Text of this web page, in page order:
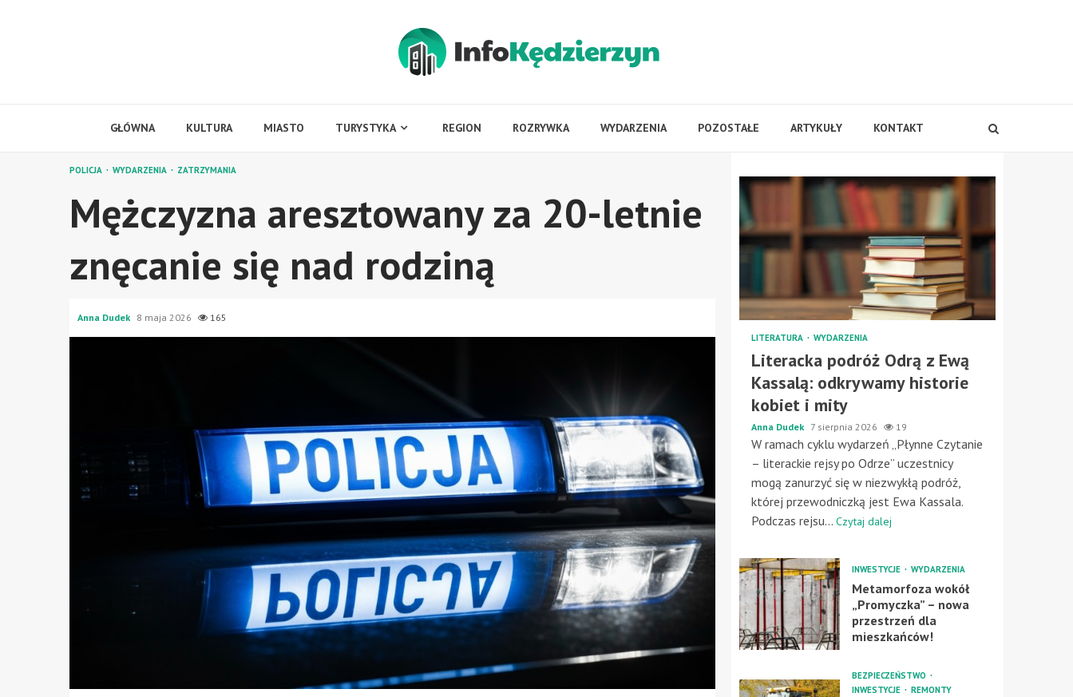
GŁÓWNA KULTURA MIASTO TURYSTYKA REGION ROZRYWKA WYDARZENIA POZOSTAŁE ARTYKUŁY KONTAKT
POLICJA WYDARZENIA ZATRZYMANIA
Mężczyzna aresztowany za 20-letnie
znęcanie się nad rodziną
Anna Dudek 8 maja 2026 165
LITERATURA WYDARZENIA
Literacka podróż Odrą z Ewą
Kassalą: odkrywamy historie
kobiet i mity
Anna Dudek 7 sierpnia 2026 19
W ramach cyklu wydarzeń „Płynne Czytanie
– literackie rejsy po Odrze” uczestnicy
mogą zanurzyć się w niezwykłą podróż,
której przewodniczką jest Ewa Kassala.
Podczas rejsu... Czytaj dalej
INWESTYCJE WYDARZENIA
Metamorfoza wokół
„Promyczka” – nowa
przestrzeń dla
mieszkańców!
BEZPIECZEŃSTWO
INWESTYCJE
REMONTY